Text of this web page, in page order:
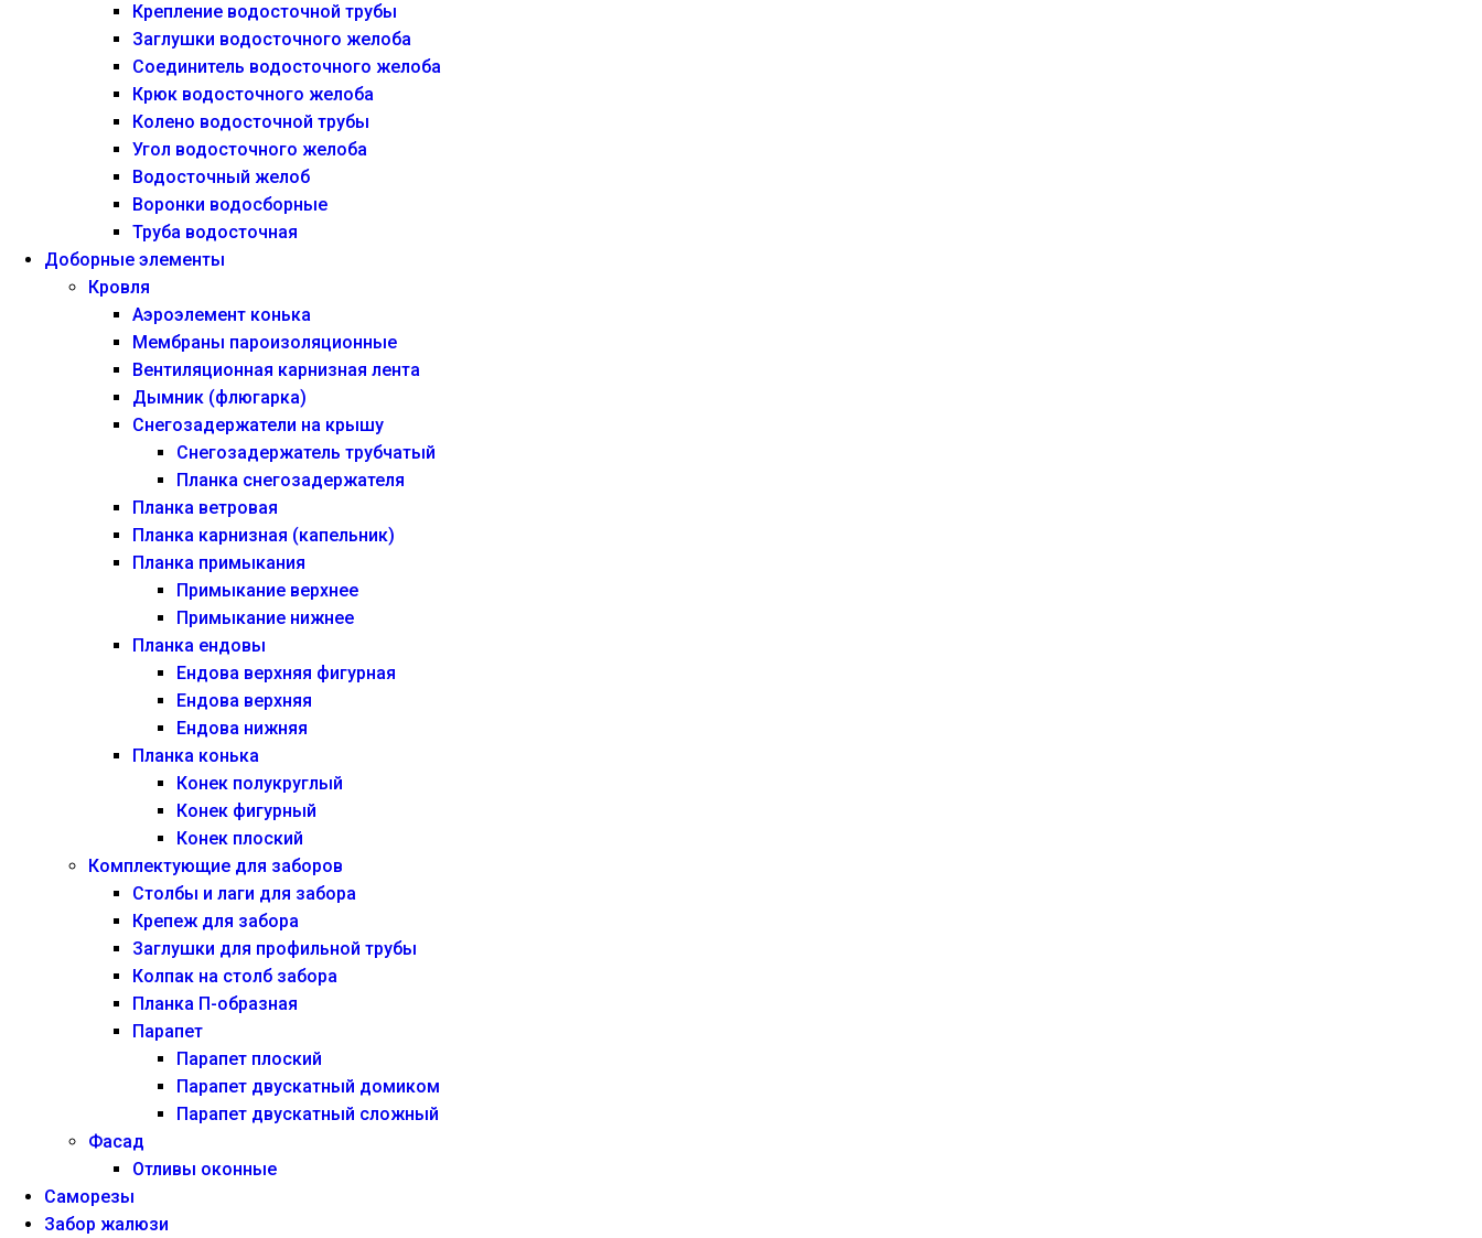
Крепление водосточной трубы
Заглушки водосточного желоба
Соединитель водосточного желоба
Крюк водосточного желоба
Колено водосточной трубы
Угол водосточного желоба
Водосточный желоб
Воронки водосборные
Труба водосточная
Доборные элементы
Кровля
Аэроэлемент конька
Мембраны пароизоляционные
Вентиляционная карнизная лента
Дымник (флюгарка)
Снегозадержатели на крышу
Снегозадержатель трубчатый
Планка снегозадержателя
Планка ветровая
Планка карнизная (капельник)
Планка примыкания
Примыкание верхнее
Примыкание нижнее
Планка ендовы
Ендова верхняя фигурная
Ендова верхняя
Ендова нижняя
Планка конька
Конек полукруглый
Конек фигурный
Конек плоский
Комплектующие для заборов
Столбы и лаги для забора
Крепеж для забора
Заглушки для профильной трубы
Колпак на столб забора
Планка П-образная
Парапет
Парапет плоский
Парапет двускатный домиком
Парапет двускатный сложный
Фасад
Отливы оконные
Саморезы
Забор жалюзи